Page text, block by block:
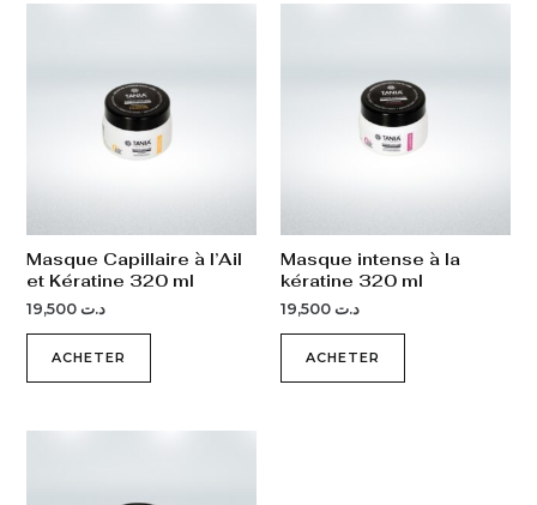
Masque Capillaire à l’Ail
et Kératine 320 ml
د.ت 19,500
ACHETER
Masque intense à la
kératine 320 ml
د.ت
ACHETER